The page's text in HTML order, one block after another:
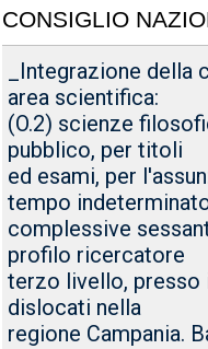
CONSIGLIO
_Integrazione
area scientifica:
(O.2) scienze
pubblico, per titoli
ed esami, per
tempo
complessive
profilo ricercatore
terzo livello,
dislocati nella
regione Campania.